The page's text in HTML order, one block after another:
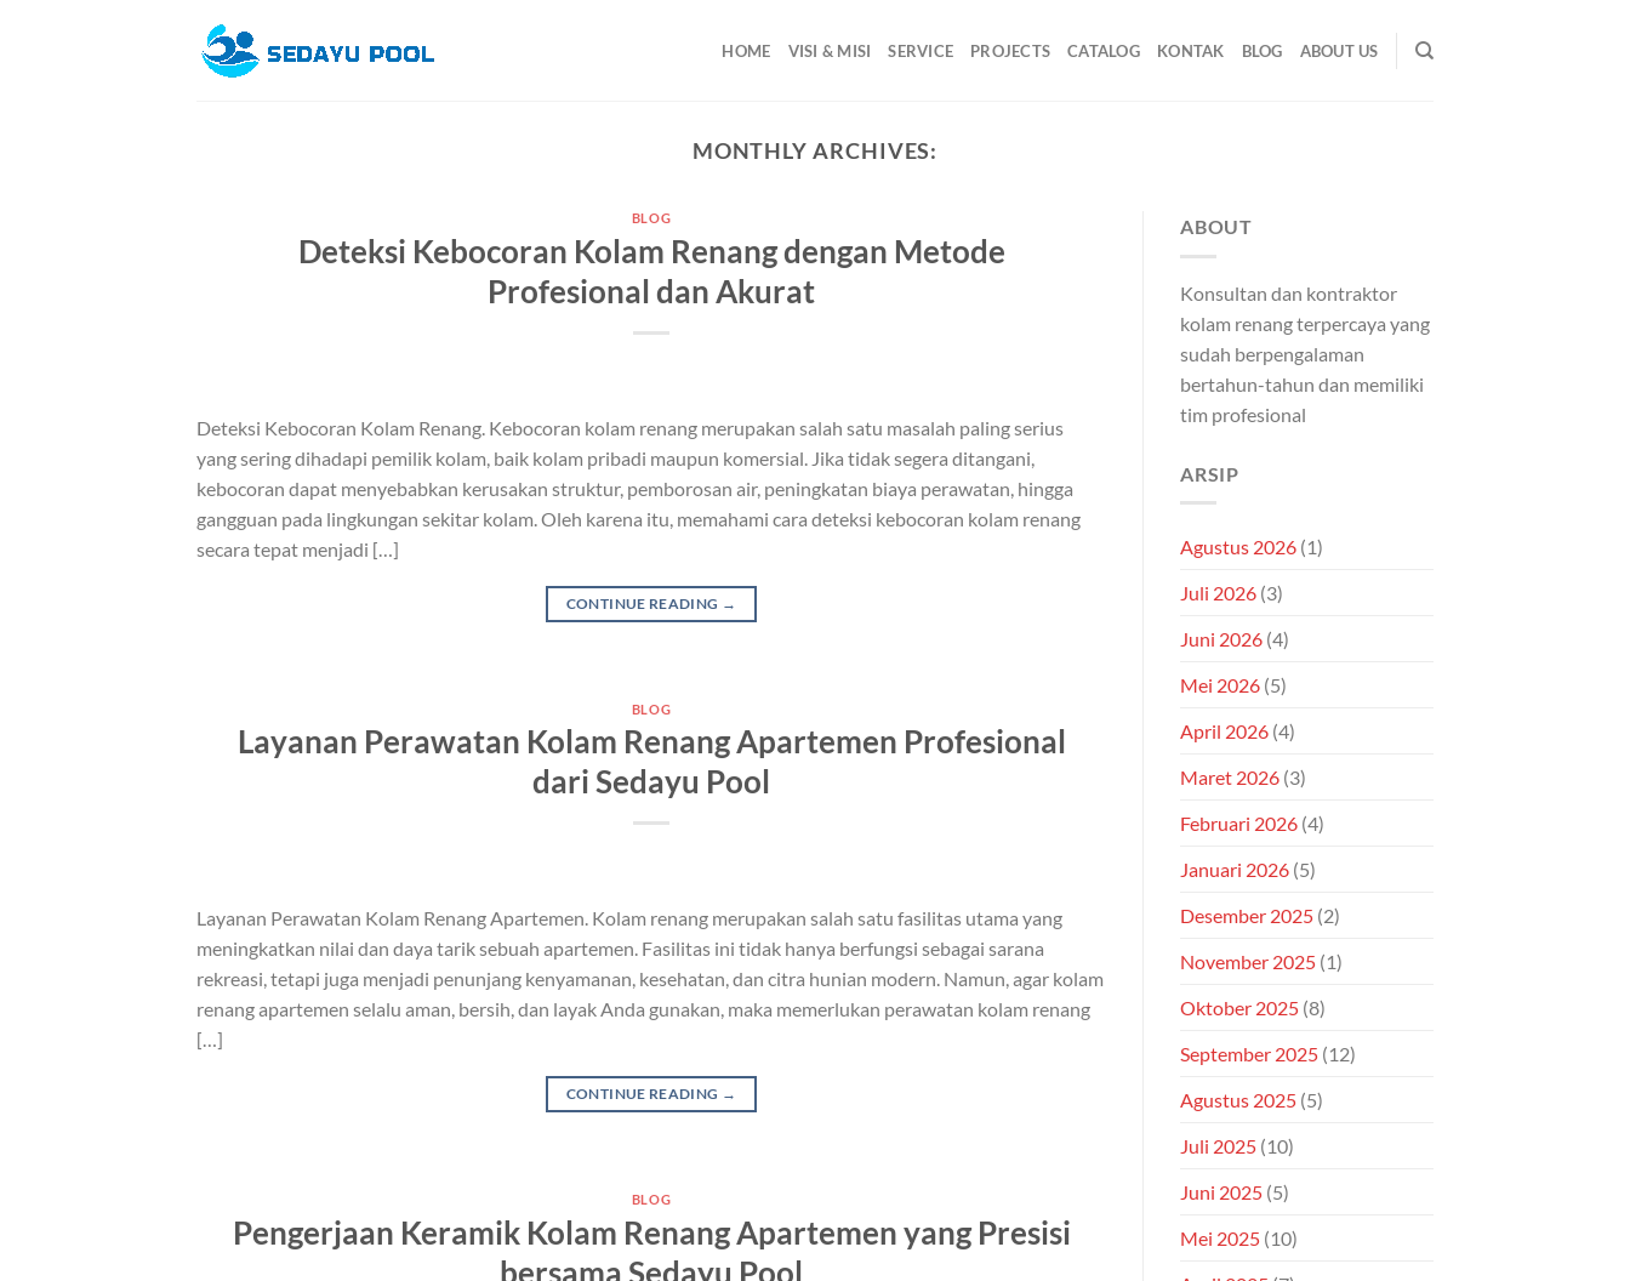
HOME VISI & MISI SERVICE PROJECTS CATALOG KONTAK BLOG ABOUT US
MONTHLY ARCHIVES:
BLOG
Deteksi Kebocoran Kolam Renang dengan Metode
Profesional dan Akurat
Deteksi Kebocoran Kolam Renang. Kebocoran kolam renang merupakan salah satu masalah paling serius
yang sering dihadapi pemilik kolam, baik kolam pribadi maupun komersial. Jika tidak segera ditangani,
kebocoran dapat menyebabkan kerusakan struktur, pemborosan air, peningkatan biaya perawatan, hingga
gangguan pada lingkungan sekitar kolam. Oleh karena itu, memahami cara deteksi kebocoran kolam renang
secara tepat menjadi […]
CONTINUE READING →
BLOG
Layanan Perawatan Kolam Renang Apartemen Profesional
dari Sedayu Pool
Layanan Perawatan Kolam Renang Apartemen. Kolam renang merupakan salah satu fasilitas utama yang
meningkatkan nilai dan daya tarik sebuah apartemen. Fasilitas ini tidak hanya berfungsi sebagai sarana
rekreasi, tetapi juga menjadi penunjang kenyamanan, kesehatan, dan citra hunian modern. Namun, agar kolam
renang apartemen selalu aman, bersih, dan layak Anda gunakan, maka memerlukan perawatan kolam renang
[…]
CONTINUE READING →
BLOG
Pengerjaan Keramik Kolam Renang Apartemen yang Presisi
bersama Sedayu Pool
ABOUT
Konsultan dan kontraktor
kolam renang terpercaya yang
sudah berpengalaman
bertahun-tahun dan memiliki
tim profesional
ARSIP
Agustus 2026 (1)
Juli 2026 (3)
Juni 2026 (4)
Mei 2026 (5)
April 2026 (4)
Maret 2026 (3)
Februari 2026 (4)
Januari 2026 (5)
Desember 2025 (2)
November 2025 (1)
Oktober 2025 (8)
September 2025 (12)
Agustus 2025 (5)
Juli 2025 (10)
Juni 2025 (5)
Mei 2025 (10)